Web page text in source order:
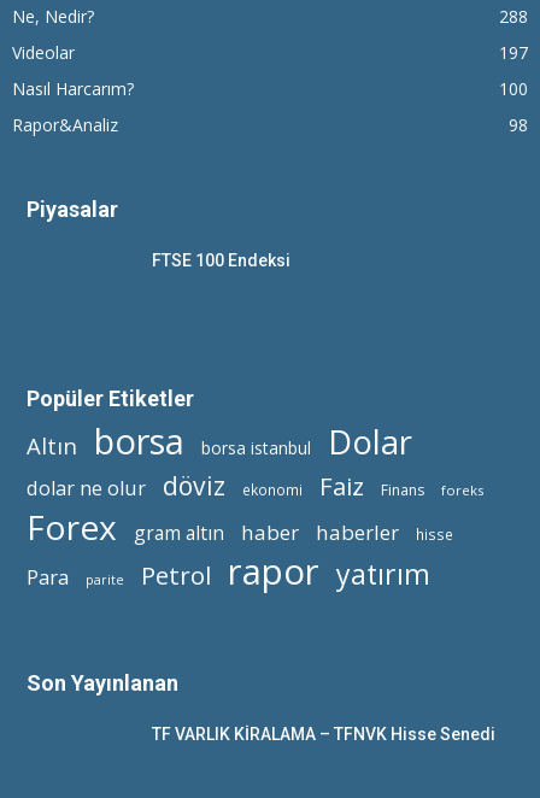
Ne, Nedir?
288
Videolar
197
Nasıl Harcarım?
100
Rapor&Analiz
98
Piyasalar
FTSE 100 Endeksi
Popüler Etiketler
Altın borsa borsa istanbul Dolar
dolar ne olur döviz ekonomi Faiz Finans foreks
Forex gram altın haber haberler hisse
Para parite Petrol rapor yatırım
Son Yayınlanan
TF VARLIK KİRALAMA – TFNVK Hisse Senedi